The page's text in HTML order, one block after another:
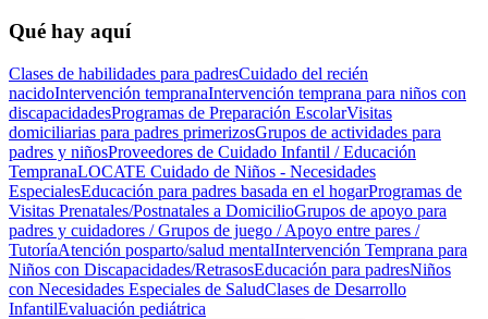
Qué hay aquí
Clases de habilidades para padresCuidado del recién
nacidoIntervención tempranaIntervención temprana para niños con
discapacidadesProgramas de Preparación EscolarVisitas
domiciliarias para padres primerizosGrupos de actividades para
padres y niñosProveedores de Cuidado Infantil / Educación
TempranaLOCATE Cuidado de Niños - Necesidades
EspecialesEducación para padres basada en el hogarProgramas de
Visitas Prenatales/Postnatales a DomicilioGrupos de apoyo para
padres y cuidadores / Grupos de juego / Apoyo entre pares /
TutoríaAtención posparto/salud mentalIntervención Temprana para
Niños con Discapacidades/RetrasosEducación para padresNiños
con Necesidades Especiales de SaludClases de Desarrollo
InfantilEvaluación pediátrica